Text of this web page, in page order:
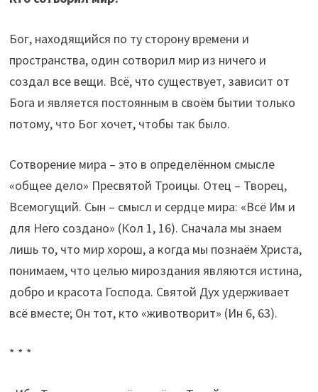
Бог, находящийся по ту сторону времени и
пространства, один сотворил мир из ничего и
создал все вещи. Всё, что существует, зависит от
Бога и является постоянным в своём бытии только
потому, что Бог хочет, чтобы так было.
Сотворение мира – это в определённом смысле
«общее дело» Пресвятой Троицы. Отец – Творец,
Всемогущий. Сын – смысл и сердце мира: «Всё Им и
для Него создано» (Кол 1, 16). Сначала мы знаем
лишь то, что мир хорош, а когда мы познаём Христа,
понимаем, что целью мироздания являются истина,
добро и красота Господа. Святой Дух удерживает
всё вместе; Он тот, кто «животворит» (Ин 6, 63).
* * *